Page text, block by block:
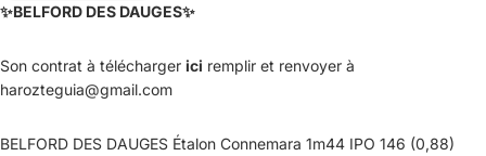
✨BELFORD DES DAUGES✨
Son contrat à télécharger ici remplir et renvoyer à
harozteguia@gmail.com
BELFORD DES DAUGES Étalon Connemara 1m44 IPO 146 (0,88)